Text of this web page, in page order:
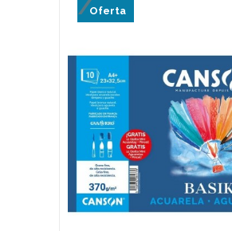
Oferta